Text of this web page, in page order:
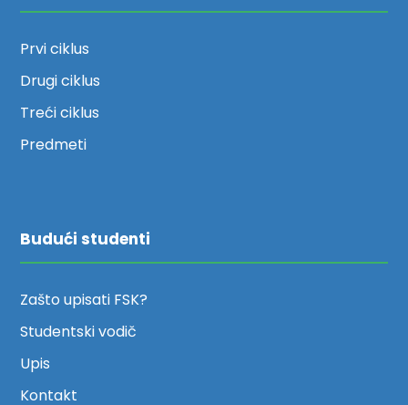
Prvi ciklus
Drugi ciklus
Treći ciklus
Predmeti
Budući studenti
Zašto upisati FSK?
Studentski vodič
Upis
Kontakt